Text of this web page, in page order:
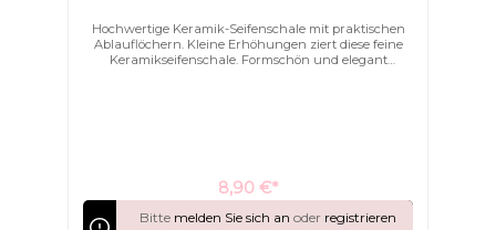
Hochwertige Keramik-Seifenschale mit praktischen
Ablauflöchern. Kleine Erhöhungen ziert diese feine
Keramikseifenschale. Formschön und elegant
8,90 €*
Bitte melden Sie sich an oder registrieren